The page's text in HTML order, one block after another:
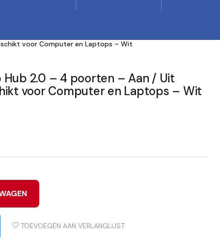
voor Computer en Laptops – Wit
Hub 2.0 – 4 poorten – Aan / Uit
voor Computer en Laptops – Wit
TOEVOEGEN AAN VERLANGLIJST